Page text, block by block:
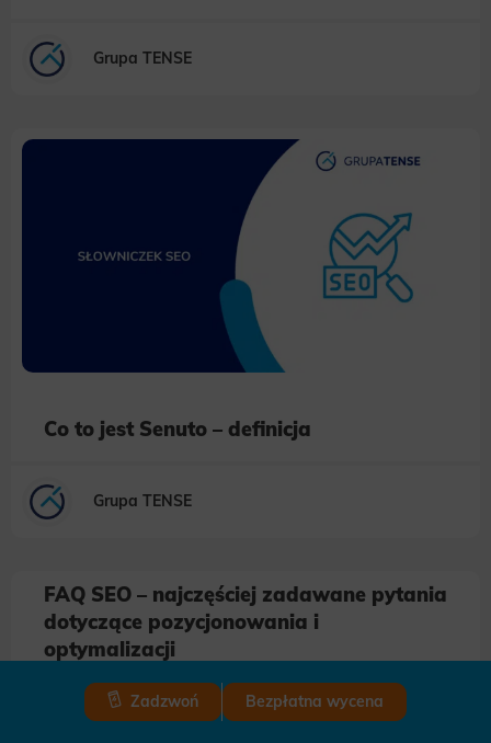
Grupa TENSE
Co to jest Senuto – definicja
Grupa TENSE
FAQ SEO – najczęściej zadawane pytania
dotyczące pozycjonowania i
optymalizacji
Grupa TENSE
Zadzwoń Bezpłatna wycena